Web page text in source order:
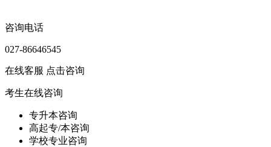
咨询电话
027-86646545
在线客服 点击咨询
考生在线咨询
专升本咨询
高起专/本咨询
学校专业咨询